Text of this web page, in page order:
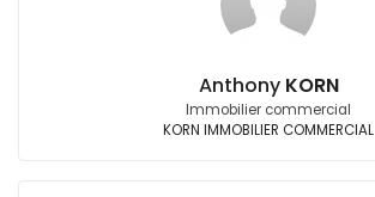
Anthony KORN
Immobilier commercial
KORN IMMOBILIER COMMERCIAL